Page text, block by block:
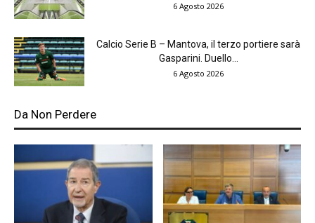
6 Agosto 2026
Calcio Serie B – Mantova, il terzo portiere sarà
Gasparini. Duello...
6 Agosto 2026
Da Non Perdere